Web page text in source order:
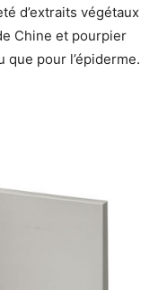
d’extraits végétaux
Chine et pourpier
pour l’épiderme.